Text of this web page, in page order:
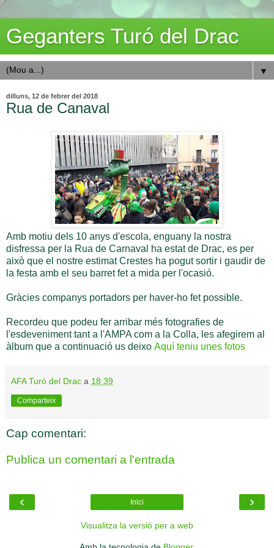
Geganters Turó del Drac
▼
dilluns, 12 de febrer del 2018
Rua de Canaval
Amb motiu dels 10 anys d'escola, enguany la nostra
disfressa per la Rua de Carnaval ha estat de Drac, es per
això que el nostre estimat Crestes ha pogut sortir i gaudir de
la festa amb el seu barret fet a mida per l'ocasió.
Gràcies companys portadors per haver-ho fet possible.
Recordeu que podeu fer arribar més fotografies de
l'esdeveniment tant a l'AMPA com a la Colla, les afegirem al
àlbum que a continuació us deixo Aquí teniu unes fotos
AFA Turó del Drac a 18:39
Comparteix
Cap comentari:
Publica un comentari a l'entrada
‹ ›
Inici
Visualitza la versió per a web